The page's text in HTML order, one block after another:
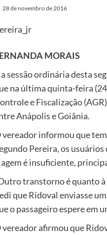
28 de novembro de 2016
MORAIS
sessão ordinária desta
na última quinta-feira
e Fiscalização
Anápolis e Goiânia.
vereador informou que
Pereira, os
é insuficiente,
transtorno é quanto
que Ridoval enviasse
o passageiro espere em
vereador afirmou que